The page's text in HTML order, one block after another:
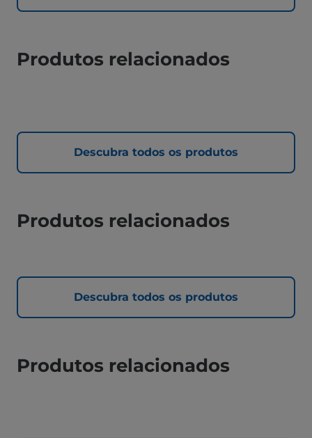
Produtos relacionados
Descubra todos os produtos
Produtos relacionados
Descubra todos os produtos
Produtos relacionados